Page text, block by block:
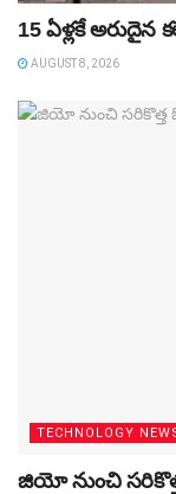
15 ఏళ్లకే అరుదైన
AUGUST 8, 2026
TECHNOLOGY
జియో నుంచి